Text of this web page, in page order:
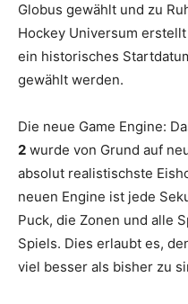
Globus gewählt und zu
Hockey Universum
ein historisches
gewählt werden.
Die neue Game Engine:
2 wurde von Grund auf
absolut realistischste
neuen Engine ist jede
Puck, die Zonen und alle
Spiels. Dies erlaubt es,
viel besser als bisher zu